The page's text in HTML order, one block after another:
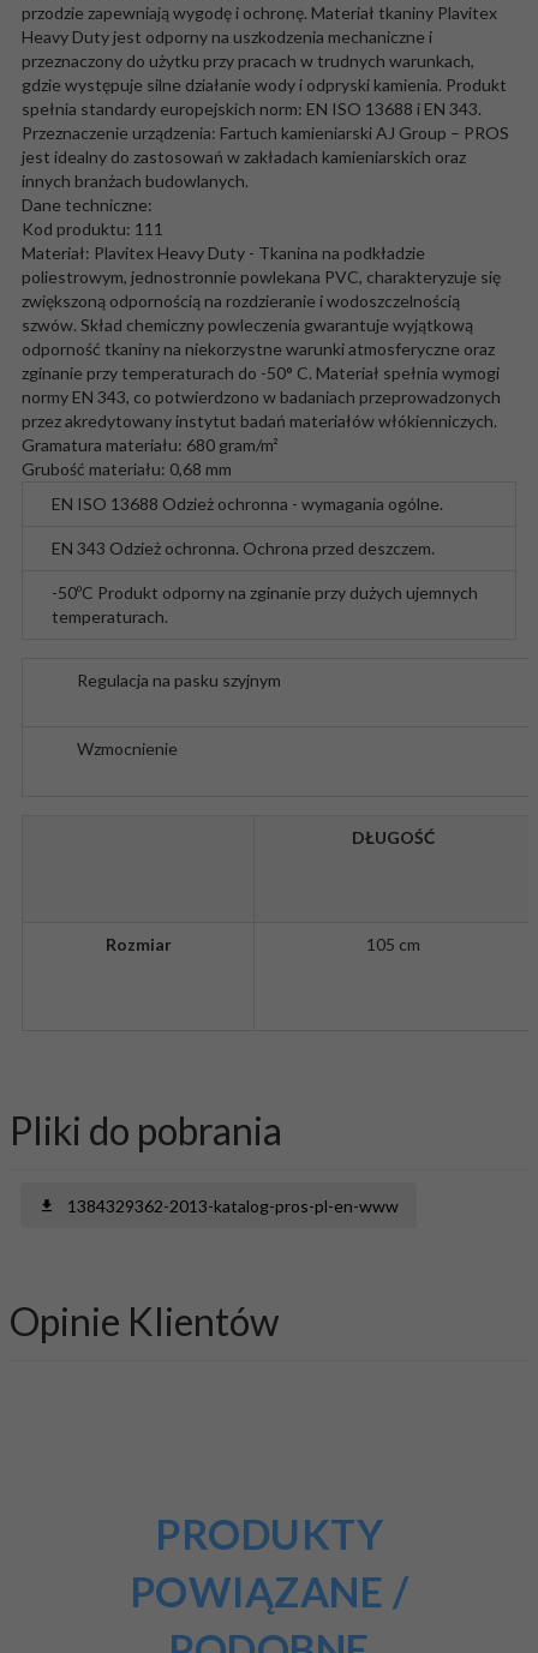
przodzie zapewniają wygodę i ochronę. Materiał tkaniny Plavitex
Heavy Duty jest odporny na uszkodzenia mechaniczne i
przeznaczony do użytku przy pracach w trudnych warunkach,
gdzie występuje silne działanie wody i odpryski kamienia. Produkt
spełnia standardy europejskich norm: EN ISO 13688 i EN 343.
Przeznaczenie urządzenia: Fartuch kamieniarski AJ Group – PROS
jest idealny do zastosowań w zakładach kamieniarskich oraz
innych branżach budowlanych.
Dane techniczne:
Kod produktu: 111
Materiał: Plavitex Heavy Duty - Tkanina na podkładzie
poliestrowym, jednostronnie powlekana PVC, charakteryzuje się
zwiększoną odpornością na rozdzieranie i wodoszczelnością
szwów. Skład chemiczny powleczenia gwarantuje wyjątkową
odporność tkaniny na niekorzystne warunki atmosferyczne oraz
zginanie przy temperaturach do -50° C. Materiał spełnia wymogi
normy EN 343, co potwierdzono w badaniach przeprowadzonych
przez akredytowany instytut badań materiałów włókienniczych.
Gramatura materiału: 680 gram/m²
Grubość materiału: 0,68 mm
EN ISO 13688 Odzież ochronna - wymagania ogólne.
EN 343 Odzież ochronna. Ochrona przed deszczem.
-50ºC Produkt odporny na zginanie przy dużych ujemnych
temperaturach.
Regulacja na pasku szyjnym
Wzmocnienie
DŁUGOŚĆ
Rozmiar 105 cm
Pliki do pobrania
1384329362-2013-katalog-pros-pl-en-www
Opinie Klientów
PRODUKTY
POWIĄZANE /